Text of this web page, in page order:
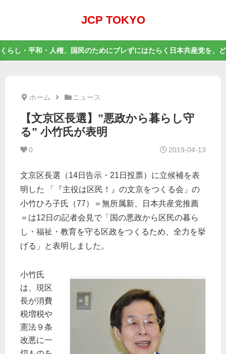
JCP TOKYO
くらし・平和・人権、国民のためにブレずにはたらく日本共産党を、
ホーム ニュース
【文京区長選】”悪政から暮らし守
る” 小竹氏が表明 ​
0 2019-04-13
文京区長選（14日告示・21日投票）に立候補を表
明した 「『主役は区民！』の文京をつくる会」の
小竹ひろ子氏（77）＝無所属新、日本共産党推薦
＝は12日の記者会見で「国の悪政から区民の暮ら
し・福祉・教育を守る区政をつくるため、全力を挙
げる」と表明しました。
小竹氏
は、現区
長が消費
税増税や
憲法９条
改悪に一